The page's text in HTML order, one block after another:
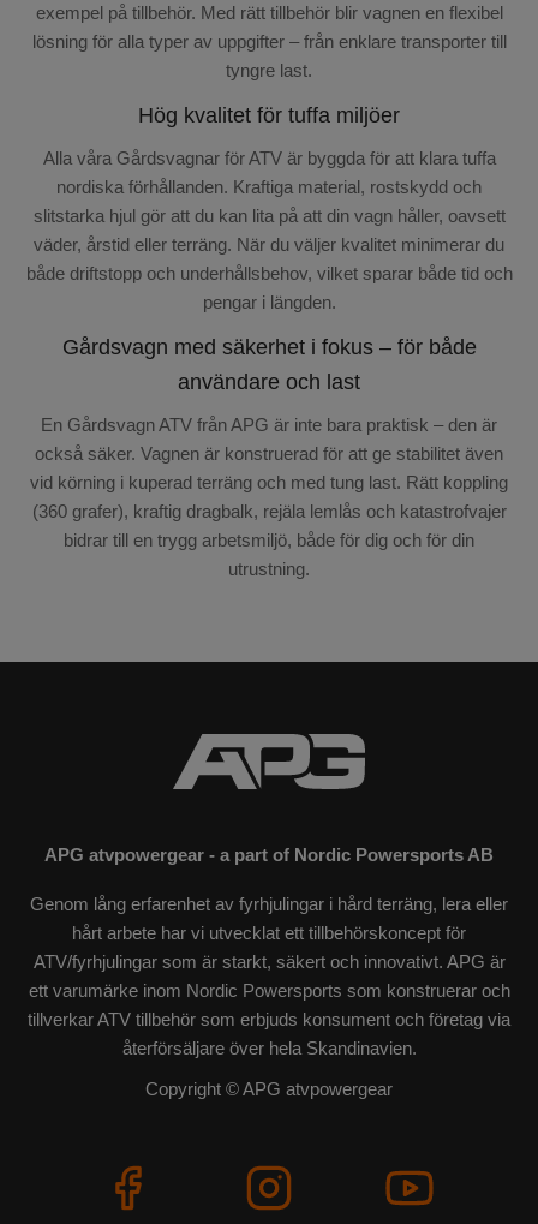
exempel på tillbehör. Med rätt tillbehör blir vagnen en flexibel
lösning för alla typer av uppgifter – från enklare transporter till
tyngre last.
Hög kvalitet för tuffa miljöer
Alla våra Gårdsvagnar för ATV är byggda för att klara tuffa
nordiska förhållanden. Kraftiga material, rostskydd och
slitstarka hjul gör att du kan lita på att din vagn håller, oavsett
väder, årstid eller terräng. När du väljer kvalitet minimerar du
både driftstopp och underhållsbehov, vilket sparar både tid och
pengar i längden.
Gårdsvagn med säkerhet i fokus – för både
användare och last
En Gårdsvagn ATV från APG är inte bara praktisk – den är
också säker. Vagnen är konstruerad för att ge stabilitet även
vid körning i kuperad terräng och med tung last. Rätt koppling
(360 grafer), kraftig dragbalk, rejäla lemlås och katastrofvajer
bidrar till en trygg arbetsmiljö, både för dig och för din
utrustning.
APG atvpowergear - a part of Nordic Powersports AB
Genom lång erfarenhet av fyrhjulingar i hård terräng, lera eller
hårt arbete har vi utvecklat ett tillbehörskoncept för
ATV/fyrhjulingar som är starkt, säkert och innovativt. APG är
ett varumärke inom Nordic Powersports som konstruerar och
tillverkar ATV tillbehör som erbjuds konsument och företag via
återförsäljare över hela Skandinavien.
Copyright © APG atvpowergear